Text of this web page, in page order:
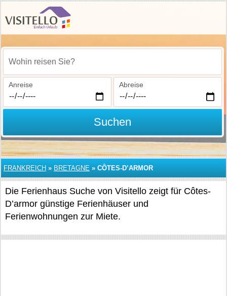
Wohin reisen Sie?
Anreise Abreise
Suchen
FRANKREICH » BRETAGNE » CÔTES-D’ARMOR
Die Ferienhaus Suche von Visitello zeigt für Côtes-
D’armor günstige Ferienhäuser und
Ferienwohnungen zur Miete.